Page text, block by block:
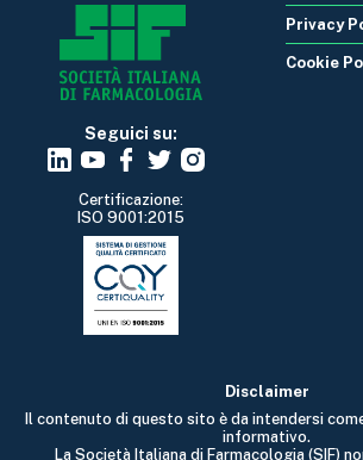
Seguici su:
Certificazione:
ISO 9001:2015
Disclaimer
Il contenuto di questo sito è da intendersi
informativo.
La Società Italiana di Farmacologia (SIF)
Privacy
Cookie